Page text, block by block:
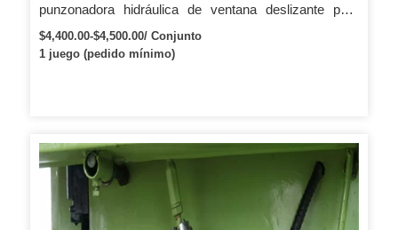
punzonadora hidráulica de ventana deslizante para
perfil de puerta y ventana de aluminio
$4,400.00-$4,500.00/ Conjunto
1 juego (pedido mínimo)